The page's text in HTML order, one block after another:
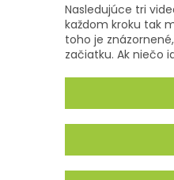
Nasledujúce tri
každom kroku tak
toho je
začiatku. Ak niečo